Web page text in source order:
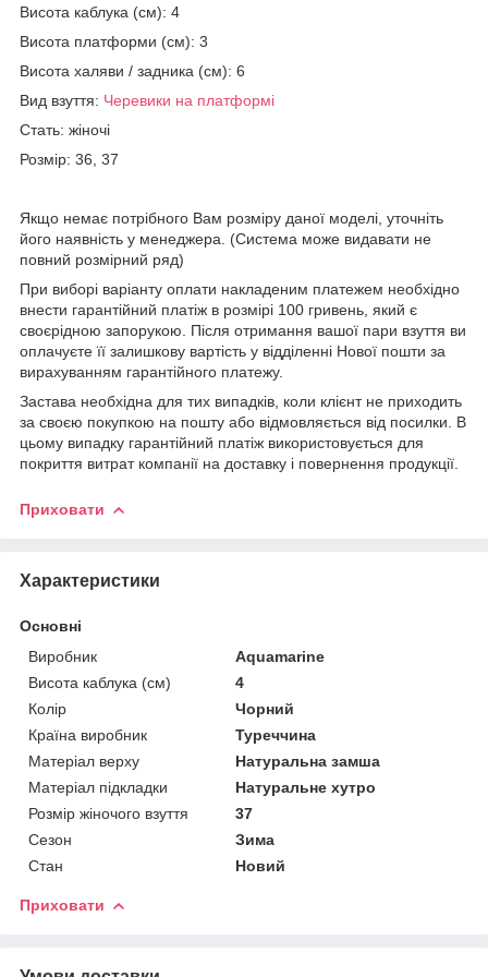
Висота каблука (см): 4
Висота платформи (см): 3
Висота халяви / задника (см): 6
Вид взуття: Черевики на платформі
Стать: жіночі
Розмір: 36, 37
Якщо немає потрібного Вам розміру даної моделі, уточніть
його наявність у менеджера. (Система може видавати не
повний розмірний ряд)
При виборі варіанту оплати накладеним платежем необхідно
внести гарантійний платіж в розмірі 100 гривень, який є
своєрідною запорукою. Після отримання вашої пари взуття ви
оплачуєте її залишкову вартість у відділенні Нової пошти за
вирахуванням гарантійного платежу.
Застава необхідна для тих випадків, коли клієнт не приходить
за своєю покупкою на пошту або відмовляється від посилки. В
цьому випадку гарантійний платіж використовується для
покриття витрат компанії на доставку і повернення продукції.
Приховати
Характеристики
Основні
Виробник
Aquamarine
Висота каблука (см)
4
Колір
Чорний
Країна виробник
Туреччина
Матеріал верху
Натуральна замша
Матеріал підкладки
Натуральне хутро
Розмір жіночого взуття
37
Сезон
Зима
Стан
Новий
Приховати